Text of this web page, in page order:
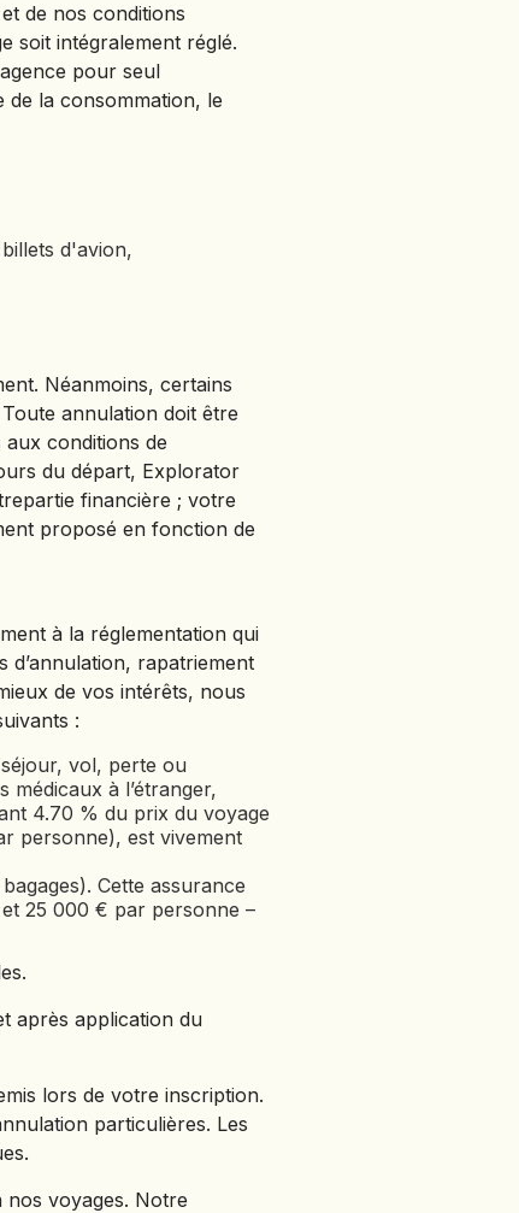
de nos conditions
soit intégralement réglé.
pour seul
de la consommation, le
d'avion,
Néanmoins, certains
annulation doit être
conditions de
du départ, Explorator
financière ; votre
proposé en fonction de
à la réglementation qui
d’annulation, rapatriement
de vos intérêts, nous
:
vol, perte ou
à l’étranger,
4.70 % du prix du voyage
personne), est vivement
Cette assurance
25 000 € par personne –
après application du
lors de votre inscription.
particulières. Les
voyages. Notre